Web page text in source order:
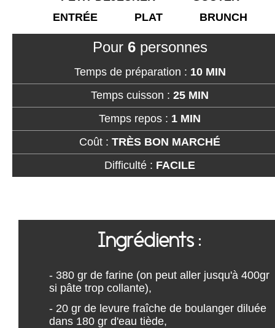
ENTRÉE
PLAT BRUNCH
Pour 6personnes
Temps de préparation : 10 MIN
Temps cuisson : 25 MIN
Temps repos : 1 MIN
Coût : TRÈS BON MARCHÉ
Difficulté : FACILE
Ingrédients :
- 380 gr de farine (on peut aller jusqu'à 400gr
si pâte trop collante),
- 20 gr de levure fraîche de boulanger diluée
dans 180 gr d'eau tiède,